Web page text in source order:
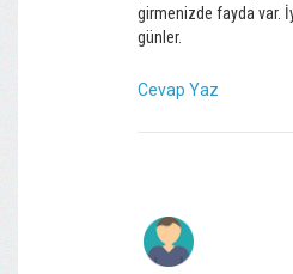
girmenizde fayda var.
günler.
Cevap Yaz